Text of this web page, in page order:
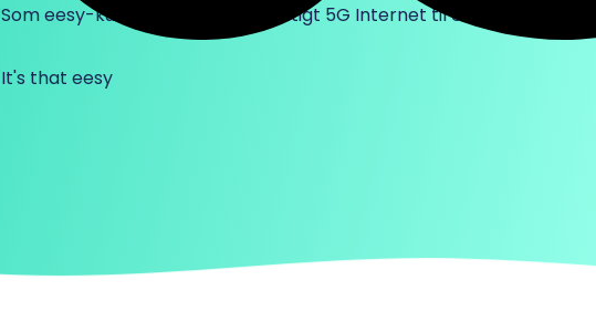
Som eesy-kunde kan du få lynhurtigt 5G Internet til en ekstra skarp
It's that eesy